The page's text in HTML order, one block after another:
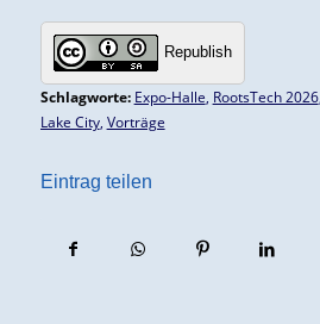
Republish
Schlagworte: Expo-Halle RootsTech 2026,
Lake City, Vorträge
Eintrag teilen